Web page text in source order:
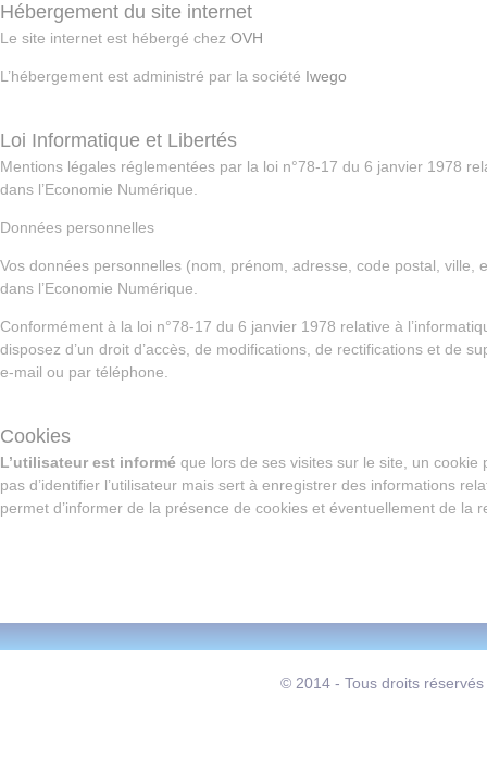
Hébergement du site internet
Le site internet est hébergé chez OVH
L’hébergement est administré par la société Iwego
Loi Informatique et Libertés
Mentions légales réglementées par la loi n°78-17 du 6 janvier 1978
dans l’Economie Numérique.
Données personnelles
Vos données personnelles (nom, prénom, adresse, code postal,
dans l’Economie Numérique.
Conformément à la loi n°78-17 du 6 janvier 1978 relative à
disposez d’un droit d’accès, de modifications, de rectifications et de
e-mail ou par téléphone.
Cookies
L’utilisateur est informé que lors de ses visites sur le site, un
pas d’identifier l’utilisateur mais sert à enregistrer des informations
permet d’informer de la présence de cookies et éventuellement de
© 2014 - Tous droits